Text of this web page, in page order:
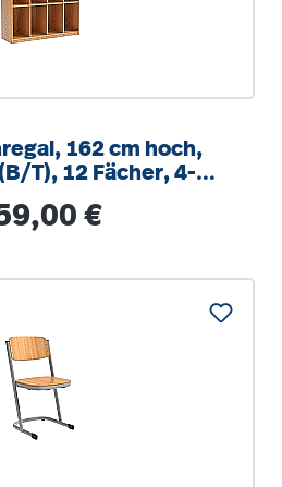
162 cm hoch,
T), 12 Fächer, 4-
Preis:
€